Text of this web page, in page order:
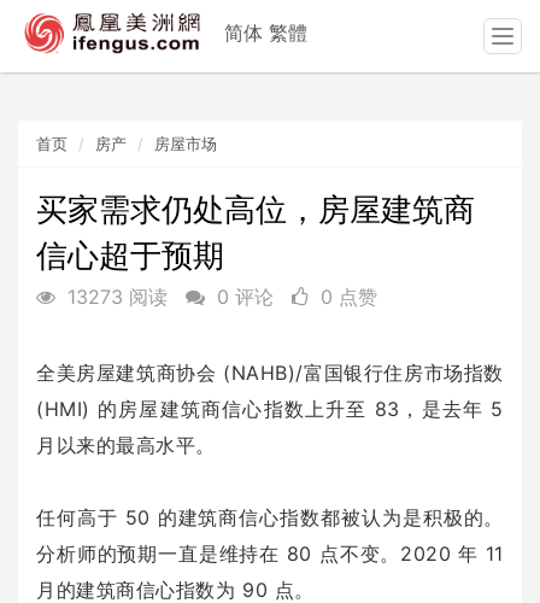
首页 房产 房屋市场
买家需求仍处高位，房屋建筑商
信心超于预期
13273 阅读 0 评论 0 点赞
全美房屋建筑商协会 (NAHB)/富国银行住房市场指数
(HMI) 的房屋建筑商信心指数上升至 83，是去年 5
月以来的最高水平。
任何高于 50 的建筑商信心指数都被认为是积极的。
分析师的预期一直是维持在 80 点不变。2020 年 11
月的建筑商信心指数为 90 点。
简体 繁體
T
o
t
i
o